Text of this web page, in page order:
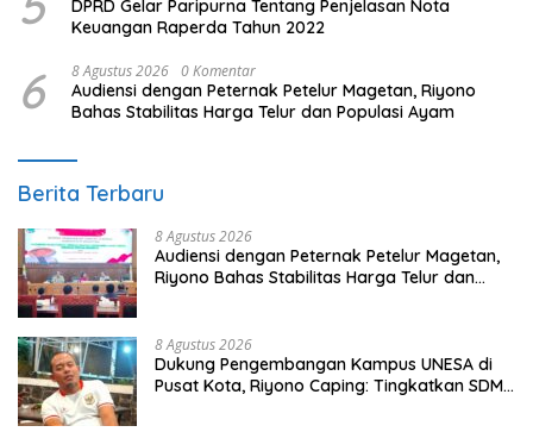
DPRD Gelar Paripurna Tentang Penjelasan Nota
Keuangan Raperda Tahun 2022
6 8 Agustus 2026 0 Komentar
Audiensi dengan Peternak Petelur Magetan, Riyono
Bahas Stabilitas Harga Telur dan Populasi Ayam
Berita Terbaru
8 Agustus 2026
Audiensi dengan Peternak Petelur Magetan,
Riyono Bahas Stabilitas Harga Telur dan
8 Agustus 2026
Dukung Pengembangan Kampus UNESA di
Pusat Kota, Riyono Caping: Tingkatkan SDM